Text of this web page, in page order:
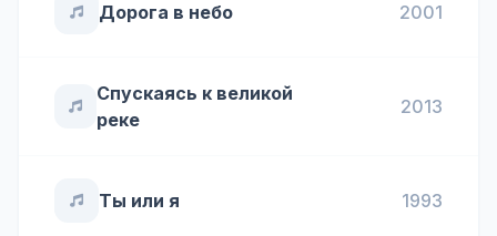
Дорога в небо 2001
Спускаясь к великой
реке
2013
Ты или я 1993